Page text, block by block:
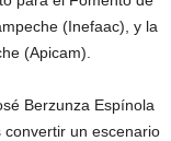
(Inefaac), y la
(Apicam).
Berzunza Espínola
un escenario